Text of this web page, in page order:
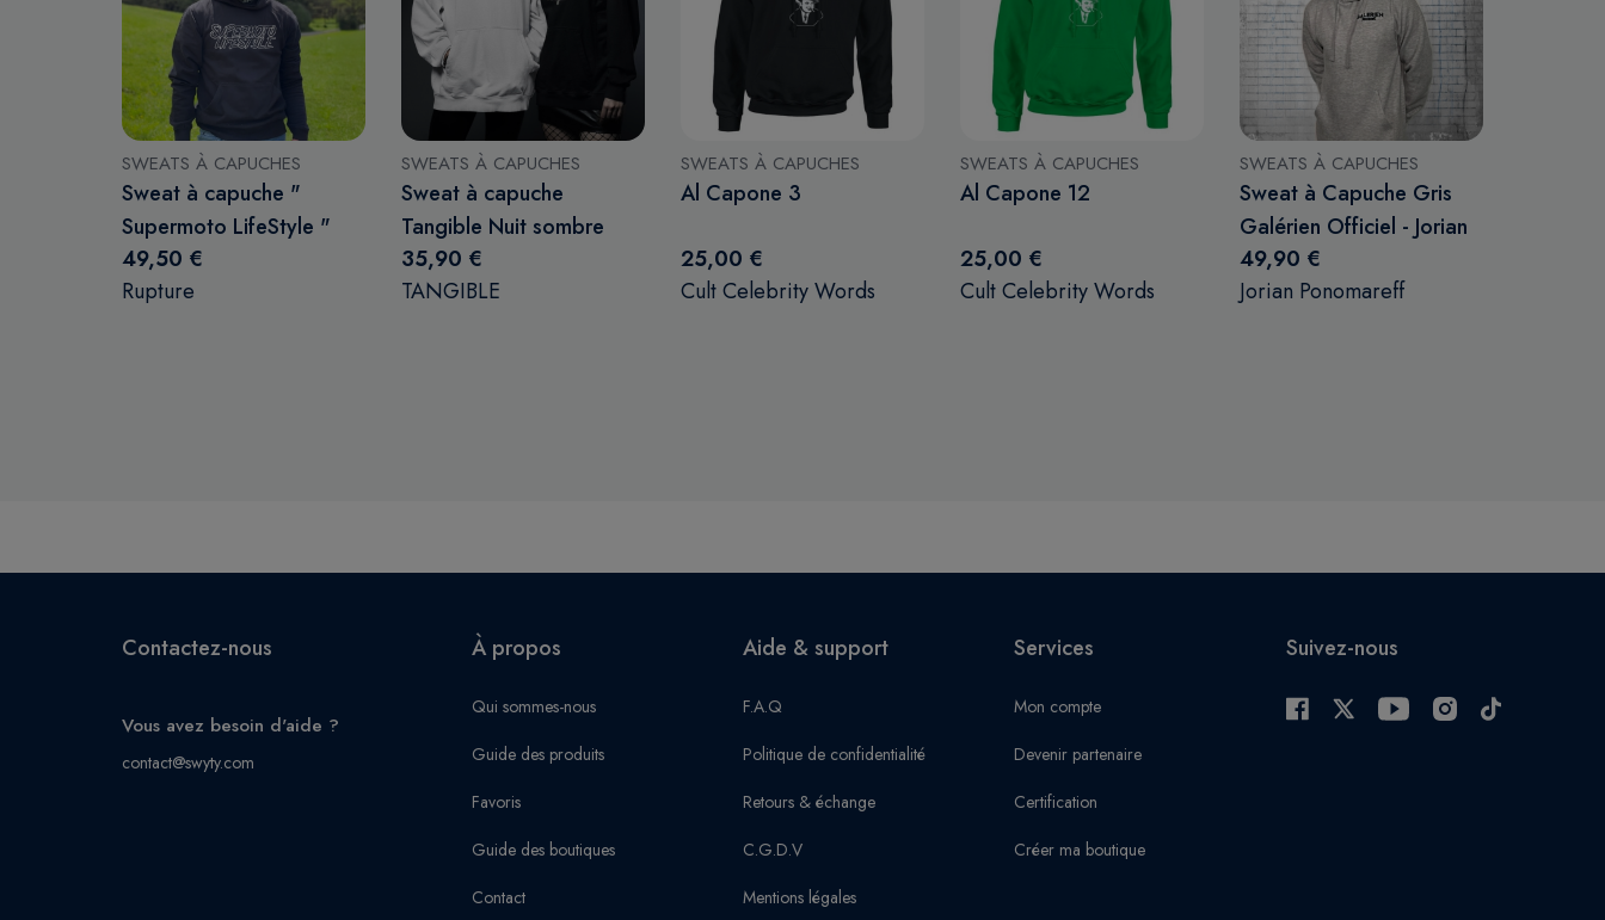
SWEATS À CAPUCHES
Sweat à capuche "
Supermoto LifeStyle "
Rupture
49,50 €
Rupture
SWEATS À CAPUCHES
Sweat à capuche
Tangible Nuit sombre
35,90 €
TANGIBLE
SWEATS À CAPUCHES
Al Capone 3
25,00 €
Cult Celebrity Words
SWEATS À CAPUCHES
Al Capone 12
25,00 €
Cult Celebrity Words
SWEATS À CAPUCHES
Sweat à Capuche Gris
Galérien Officiel - Jorian
Ponomareff
49,90 €
Jorian Ponomareff
Contactez-nous
Vous avez besoin d'aide ?
contact@swyty.com
À propos
Qui sommes-nous
Guide des produits
Favoris
Guide des boutiques
Contact
Aide & support
F.A.Q
Politique de confidentialité
Retours & échange
C.G.D.V
Mentions légales
Services
Mon compte
Devenir partenaire
Certification
Créer ma boutique
Suivez-nous